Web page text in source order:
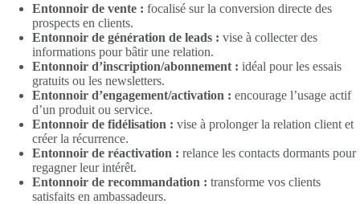
Entonnoir de vente : focalisé sur la conversion directe des
prospects en clients.
Entonnoir de génération de leads : vise à collecter des
informations pour bâtir une relation.
Entonnoir d’inscription/abonnement : idéal pour les essais
gratuits ou les newsletters.
Entonnoir d’engagement/activation : encourage l’usage actif
d’un produit ou service.
Entonnoir de fidélisation : vise à prolonger la relation client et
créer la récurrence.
Entonnoir de réactivation : relance les contacts dormants pour
regagner leur intérêt.
Entonnoir de recommandation : transforme vos clients
satisfaits en ambassadeurs.